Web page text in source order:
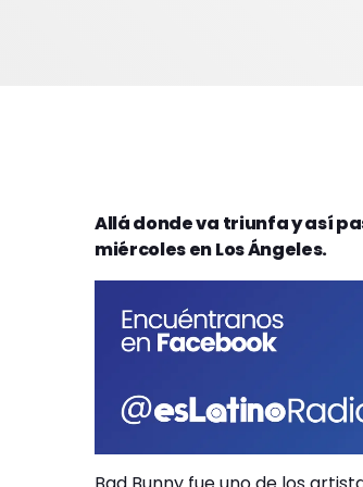
Allá donde va triunfa y así
miércoles en Los Ángeles.